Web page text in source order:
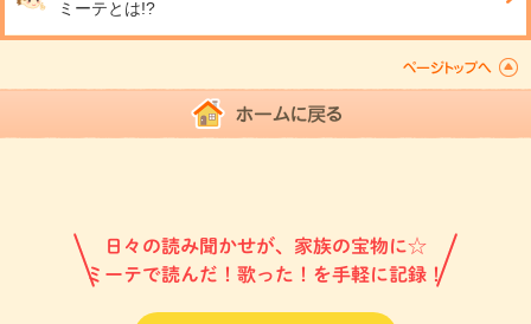
ミーテとは!?
日々の読み聞かせが、家族の宝物に☆
ミーテで読んだ！歌った！を手軽に記録！